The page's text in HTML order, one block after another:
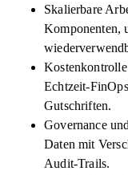
Skalierbare
Komponenten,
Echtzeit-
Gutschriften.
Governance
Daten mit
Audit-Trails.